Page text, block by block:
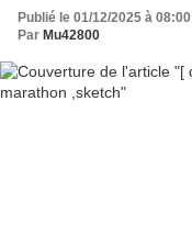
Publié le 01/12/2025 à 08:00
Par Mu42800